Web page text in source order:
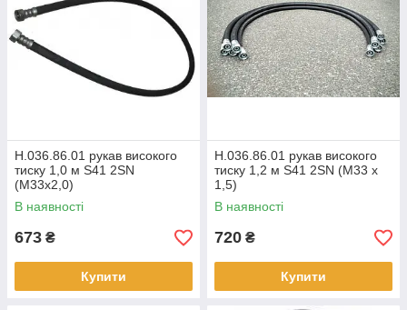
Н.036.86.01 рукав високого
тиску 1,0 м S41 2SN
(М33х2,0)
В наявності
673 ₴
Купити
Н.036.86.01 рукав високого
тиску 1,2 м S41 2SN (М33 х
1,5)
В наявності
720 ₴
Купити